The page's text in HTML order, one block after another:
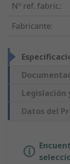
Nº ref. fabric.:
Fabricante:
Legislación
Datos del